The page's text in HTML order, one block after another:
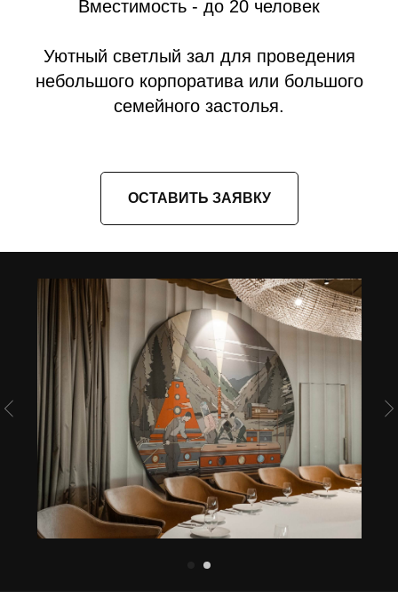
Вместимость - до 20 человек
Уютный светлый зал для проведения
небольшого корпоратива или большого
семейного застолья.
ОСТАВИТЬ ЗАЯВКУ